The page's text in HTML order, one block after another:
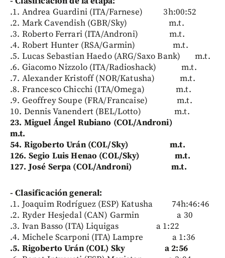
.1. Andrea Guardini (ITA/Farnese) 3h:00:52
.2. Mark Cavendish (GBR/Sky) m.t.
.3. Roberto Ferrari (ITA/Androni) m.t.
.4. Robert Hunter (RSA/Garmin) m.t.
.5. Lucas Sebastian Haedo (ARG/Saxo Bank) m.t.
.6. Giacomo Nizzolo (ITA/Radioshack) m.t.
.7. Alexander Kristoff (NOR/Katusha) m.t.
.8. Francesco Chicchi (ITA/Omega) m.t.
.9. Geoffrey Soupe (FRA/Francaise) m.t.
10. Dennis Vanendert (BEL/Lotto) m.t.
23. Miguel Ángel Rubiano (COL/Androni)
m.t.
54. Rigoberto Urán (COL/Sky) m.t.
126. Segio Luis Henao (COL/Sky) m.t.
127. José Serpa (COL/Androni) m.t.
- Clasificación general:
.1. Joaquim Rodríguez (ESP) Katusha 74h:46:46
.2. Ryder Hesjedal (CAN) Garmin a 30
.3. Ivan Basso (ITA) Liquigas a 1:22
.4. Michele Scarponi (ITA) Lampre a 1:36
.5. Rigoberto Urán (COL) Sky a 2:56